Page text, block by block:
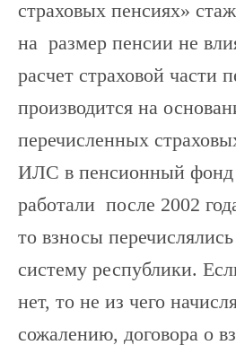
страховых пенсиях»
на размер пенсии не
расчет страховой части
производится на
перечисленных
ИЛС в пенсионный
работали после 2002
то взносы
систему республики.
нет, то не из чего
сожалению, договора о